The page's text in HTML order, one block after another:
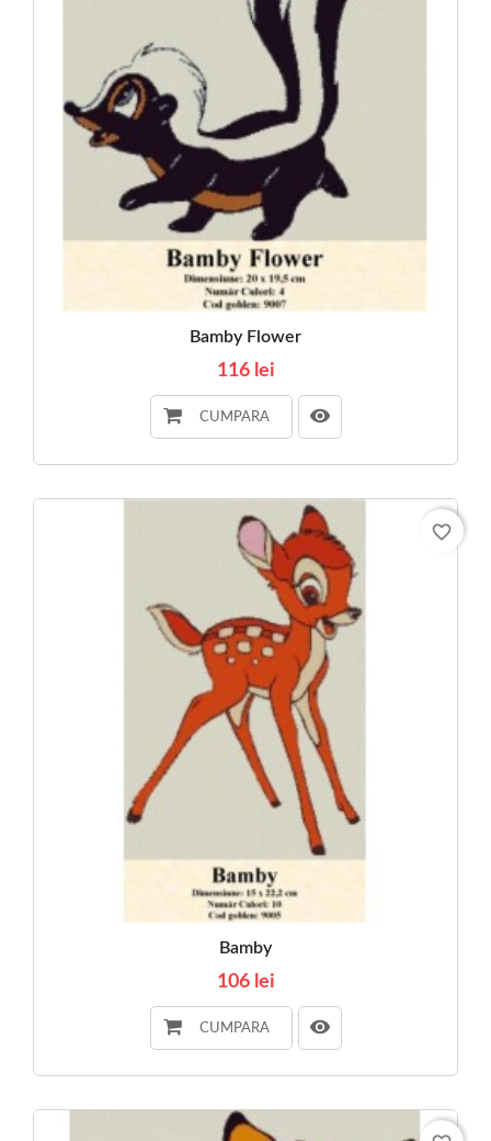
Bamby Flower
116 lei
CUMPARA
Bamby
106 lei
CUMPARA
favorite_border